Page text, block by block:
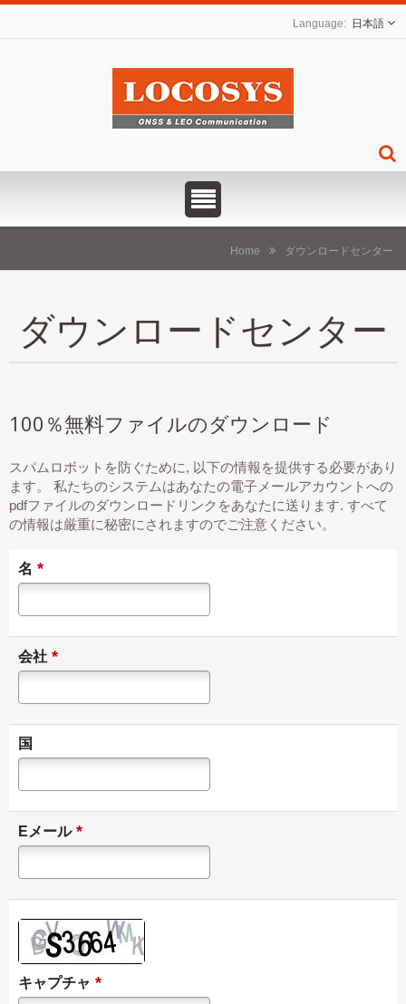
日本語
Home ダウンロードセンター
ダウンロードセンター
100％無料ファイルのダウンロード
スパムロボットを防ぐために, 以下の情報を提供する必要があり
ます。 私たちのシステムはあなたの電子メールアカウントへの
pdfファイルのダウンロードリンクをあなたに送ります. すべて
の情報は厳重に秘密にされますのでご注意ください。
名 *
会社 *
国
Eメール *
キャプチャ *